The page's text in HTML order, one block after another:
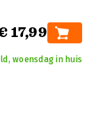
17,99
woensdag in huis